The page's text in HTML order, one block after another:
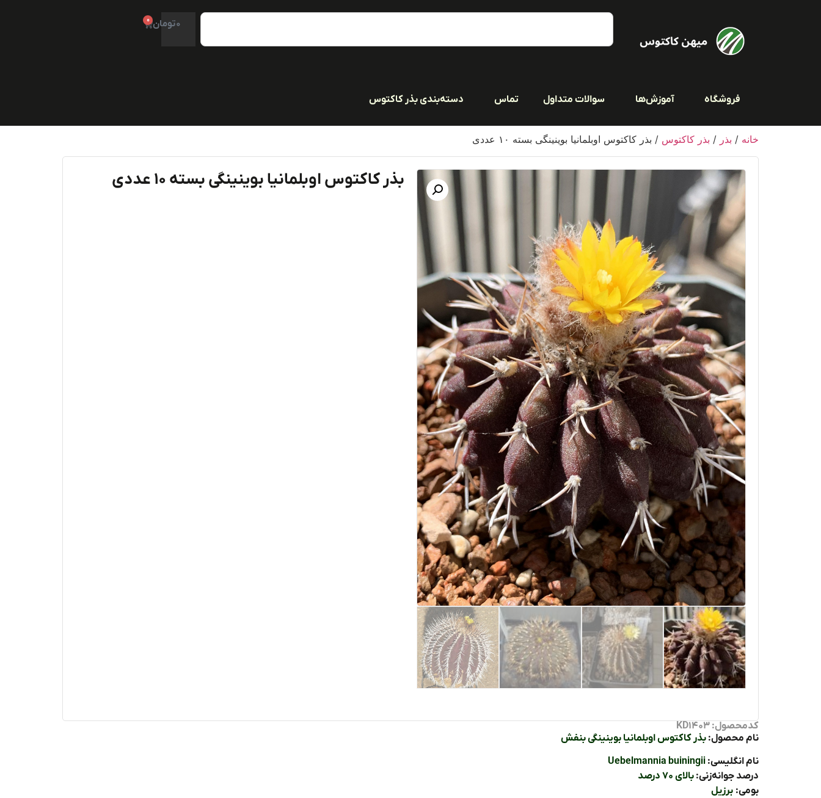
0تومان 0
فروشگاه آموزش‌ها سوالات متداول تماس دسته‌بندی بذر کاکتوس
خانه / بذر / بذر کاکتوس / بذر کاکتوس اوبلمانیا بوینینگی بسته ۱۰ عددی
بذر کاکتوس اوبلمانیا بوینینگی بسته ۱۰ عددی
کدمحصول: KD1403
نام محصول: بذر کاکتوس اوبلمانیا بوینینگی بنفش
نام انگلیسی:
درصد جوانه‌زنی: بالای ۷۰ درصد
بومی: برزیل